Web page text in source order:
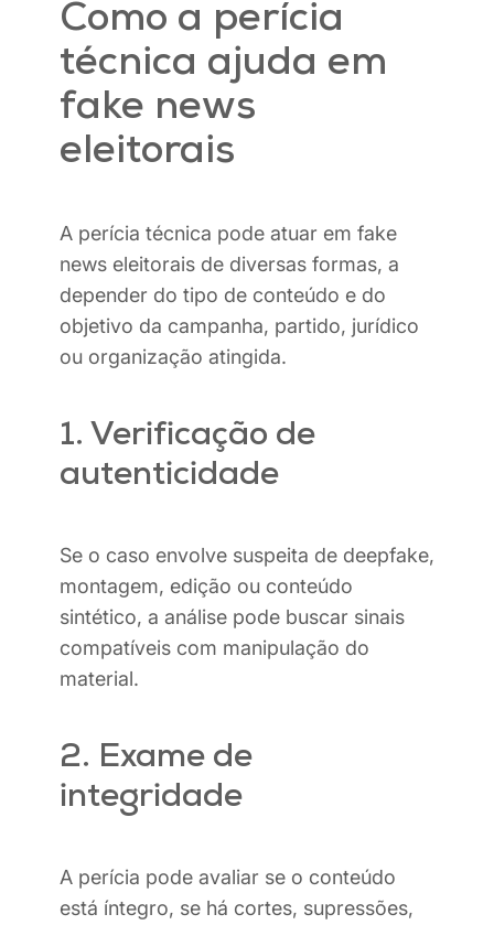
Como a perícia
técnica ajuda em
fake news
eleitorais
A perícia técnica pode atuar em fake
news eleitorais de diversas formas, a
depender do tipo de conteúdo e do
objetivo da campanha, partido, jurídico
ou organização atingida.
1. Verificação de
autenticidade
Se o caso envolve suspeita de deepfake,
montagem, edição ou conteúdo
sintético, a análise pode buscar sinais
compatíveis com manipulação do
material.
2. Exame de
integridade
A perícia pode avaliar se o conteúdo
está íntegro, se há cortes, supressões,